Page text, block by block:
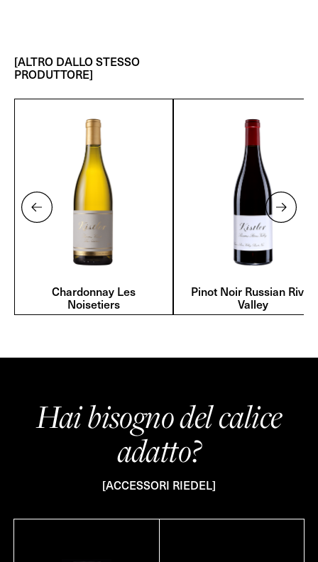
[ALTRO DALLO STESSO
PRODUTTORE]
Chardonnay Les
Noisetiers
Pinot Noir Russian River
Valley
Hai bisogno del calice
adatto?
[ACCESSORI RIEDEL]